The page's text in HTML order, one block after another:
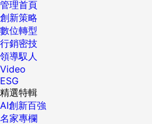
管理首頁
創新策略
數位轉型
行銷密技
領導馭人
Video
ESG
精選特輯
AI創新百強
名家專欄